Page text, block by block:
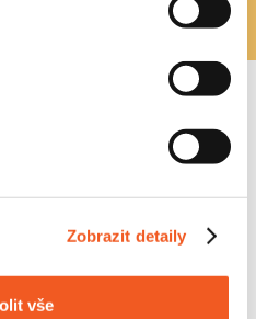
Zobrazit detaily
vše
září